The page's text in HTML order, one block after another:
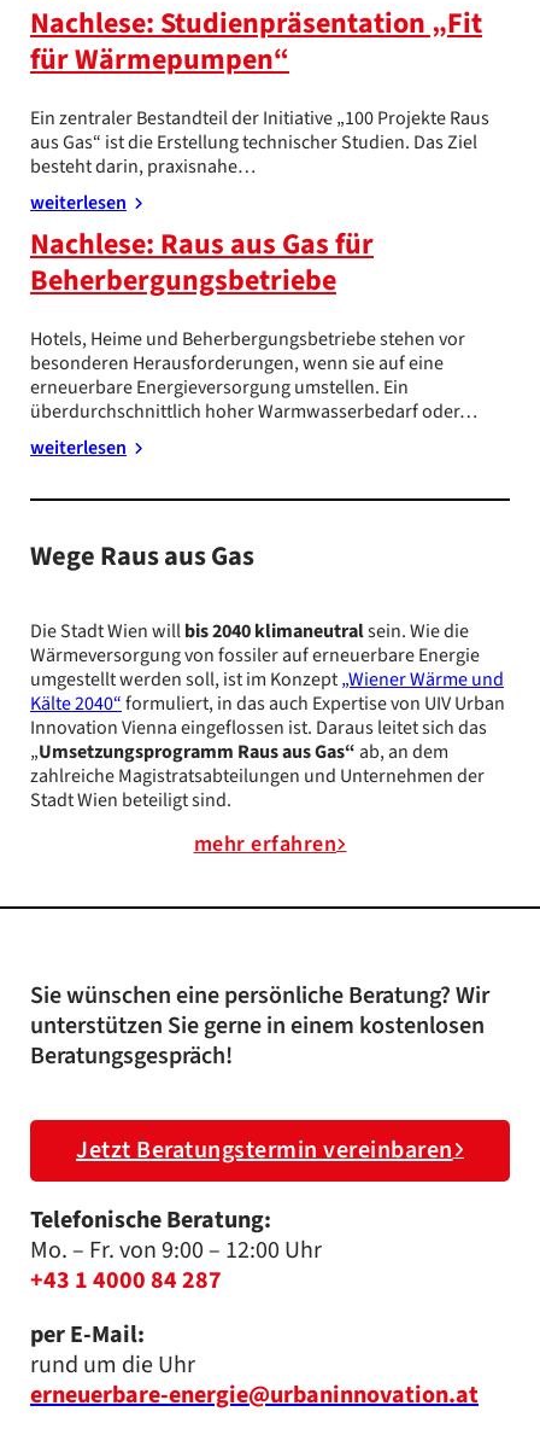
Nachlese: Studienpräsentation „Fit
für Wärmepumpen“
Ein zentraler Bestandteil der Initiative „100 Projekte Raus
aus Gas“ ist die Erstellung technischer Studien. Das Ziel
besteht darin, praxisnahe…
weiterlesen
Nachlese: Raus aus Gas für
Beherbergungsbetriebe
Hotels, Heime und Beherbergungsbetriebe stehen vor
besonderen Herausforderungen, wenn sie auf eine
erneuerbare Energieversorgung umstellen. Ein
überdurchschnittlich hoher Warmwasserbedarf oder…
weiterlesen
Wege Raus aus Gas
Die Stadt Wien willbis 2040 klimaneutralsein. Wie die
Wärmeversorgung von fossiler auf erneuerbare Energie
umgestellt werden soll, ist im Konzept„Wiener Wärme und
Kälte 2040“formuliert, in das auch Expertise von UIV Urban
Innovation Vienna eingeflossen ist. Daraus leitet sich das
„Umsetzungsprogramm Raus aus Gas“ ab, an dem
zahlreiche Magistratsabteilungen und Unternehmen der
Stadt Wien beteiligt sind.
mehr erfahren
Sie wünschen eine persönliche Beratung? Wir
unterstützen Sie gerne in einem kostenlosen
Beratungsgespräch!
Jetzt Beratungstermin vereinbaren
Telefonische Beratung:
Mo. – Fr. von 9:00 – 12:00 Uhr
+43 1 4000 84 287
per E-Mail:
rund um die Uhr
erneuerbare-energie@urbaninnovation.at